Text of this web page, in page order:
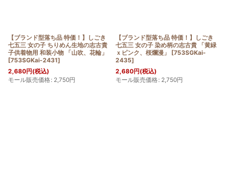
【ブランド型落ち品 特価！】しごき
七五三 女の子 ちりめん生地の志古貴
子供着物用 和装小物 「山吹、花輪」
[753SGKai-2431]
2,680円(税込)
モール販売価格: 2,750円
【ブランド型落ち品 特価！】しごき
七五三 女の子 染め柄の志古貴 「黄緑
ｘピンク、桜爛漫」
[753SGKai-
2435]
2,680円(税込)
モール販売価格: 2,750円